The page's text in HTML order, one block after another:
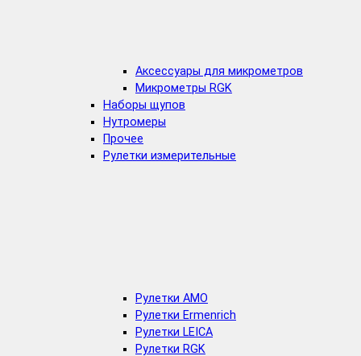
Аксессуары для микрометров
Микрометры RGK
Наборы щупов
Нутромеры
Прочее
Рулетки измерительные
Рулетки AMO
Рулетки Ermenrich
Рулетки LEICA
Рулетки RGK